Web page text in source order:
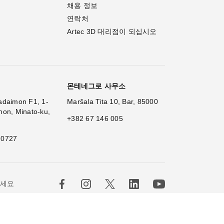
채용 정보
연락처
Artec 3D 대리점이 되십시오
F1, 1-
Minato-ku,
몬테네그로 사무소
Maršala Tita 10, Bar, 85000
+382 67 146 005
요